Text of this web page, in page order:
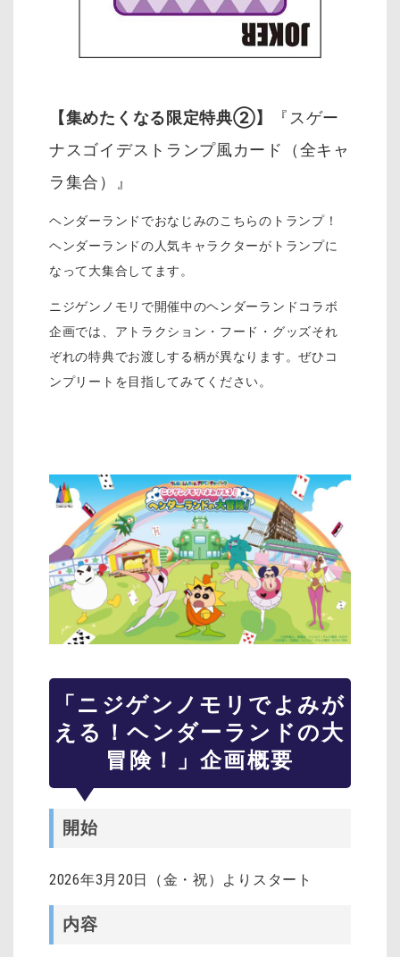
【集めたくなる限定特典②】
『スゲー
ナスゴイデストランプ風カード（全キャ
ラ集合）』
ヘンダーランドでおなじみのこちらのトランプ！
ヘンダーランドの人気キャラクターがトランプに
なって大集合してます。
ニジゲンノモリで開催中のヘンダーランドコラボ
企画では、アトラクション・フード・グッズそれ
ぞれの特典でお渡しする柄が異なります。ぜひコ
ンプリートを目指してみてください。
「ニジゲンノモリでよみが
える！ヘンダーランドの大
冒険！」企画概要
開始
2026年3月20日（金・祝）よりスタート
内容